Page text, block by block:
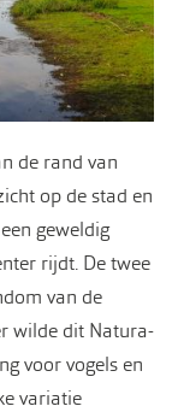
de rand van
op de stad en
geweldig
rijdt. De twee
van de
wilde dit Natura-
voor vogels en
variatie